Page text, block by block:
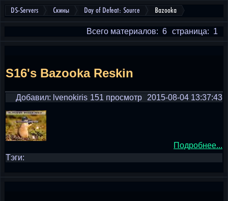
DS-Servers Скины Day of Defeat: Source Bazooka
страница: 1
Всего материалов: 6
S16's Bazooka Reskin
Добавил: lvenokiris 2015-08-04 13:37:43
151 просмотр
Подробнее...
Тэги: